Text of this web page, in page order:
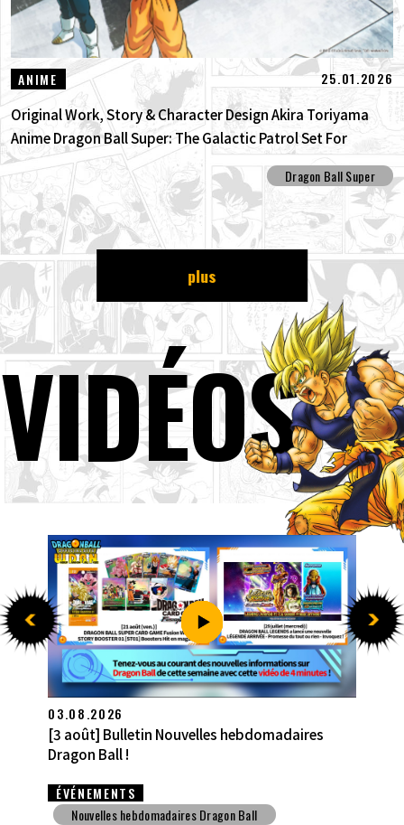
ANIME 25.01.2026
Original Work, Story & Character Design Akira Toriyama
Anime Dragon Ball Super: The Galactic Patrol Set For
Production!
Dragon Ball Super
plus
VIDÉOS
27.07.2026
[27 juillet] Bulletin Nouvelles hebdomadaires
Dragon Ball !
ÉVÉNEMENTS
Nouvelles hebdomadaires Dragon Ball